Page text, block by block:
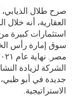
صرح طلال الذيابي،
استثمارات كبيرة
سوق إمارة رأس
الشركة لزيادة
جديدة في أبو
الاستراتيجية.